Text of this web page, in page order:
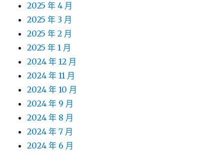
2025 年 4 月
2025 年 3 月
2025 年 2 月
2025 年 1 月
2024 年 12 月
2024 年 11 月
2024 年 10 月
2024 年 9 月
2024 年 8 月
2024 年 7 月
2024 年 6 月